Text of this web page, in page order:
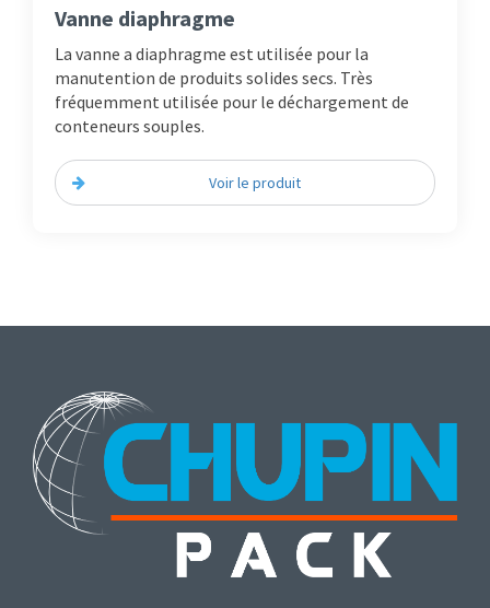
Vanne diaphragme
La vanne a diaphragme est utilisée pour la
manutention de produits solides secs. Très
fréquemment utilisée pour le déchargement de
conteneurs souples.
Voir le produit